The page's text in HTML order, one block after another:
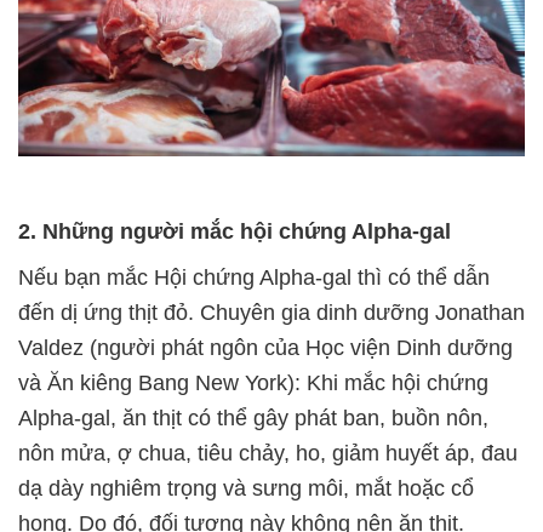
2. Những người mắc hội chứng Alpha-gal
Nếu bạn mắc Hội chứng Alpha-gal thì có thể dẫn
đến dị ứng thịt đỏ. Chuyên gia dinh dưỡng Jonathan
Valdez (người phát ngôn của Học viện Dinh dưỡng
và Ăn kiêng Bang New York): Khi mắc hội chứng
Alpha-gal, ăn thịt có thể gây phát ban, buồn nôn,
nôn mửa, ợ chua, tiêu chảy, ho, giảm huyết áp, đau
dạ dày nghiêm trọng và sưng môi, mắt hoặc cổ
họng. Do đó, đối tượng này không nên ăn thịt.